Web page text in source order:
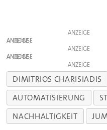
ANZEIGE
ANZEIGE
ANZEIGE
ANZEIGE
ANZEIGE
DIMITRIOS CHARISIADIS
AUTOMATISIERUNG
NACHHALTIGKEIT